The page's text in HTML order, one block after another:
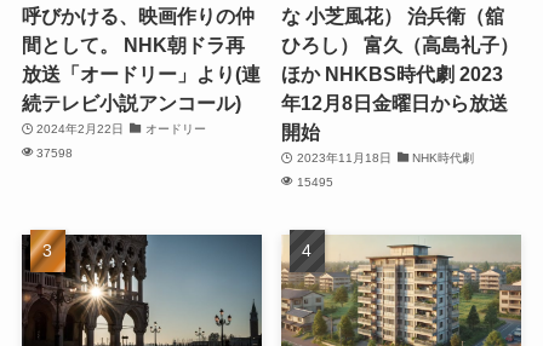
呼びかける、映画作りの仲
間として。 NHK朝ドラ再
放送「オードリー」より(連
続テレビ小説アンコール)
2024年2月22日
オードリー
37598
な 小芝風花） 治兵衛（舘
ひろし） 富久（高島礼子）
ほか NHKBS時代劇 2023
年12月8日金曜日から放送
開始
2023年11月18日
NHK時代劇
15495